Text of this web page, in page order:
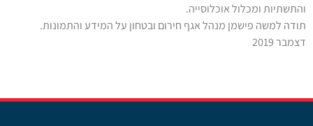
והתשתיות ומכלול אוכלוסייה.
תודה למשה פישמן מנהל אגף חירום ובטחון על המידע והתמונות.
דצמבר 2019